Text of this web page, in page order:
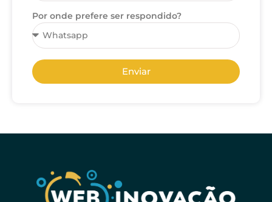
Por onde prefere ser respondido?
Enviar